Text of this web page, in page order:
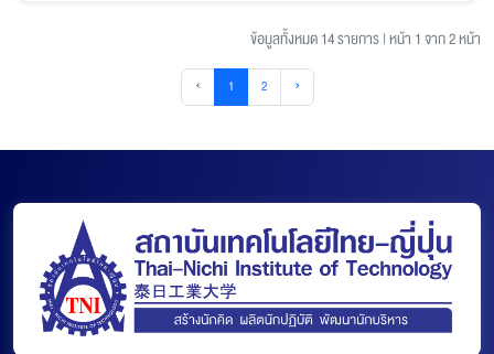
ข้อมูลทั้งหมด 14 รายการ|หน้า 1 จาก 2 หน้า
‹ 1 2 ›